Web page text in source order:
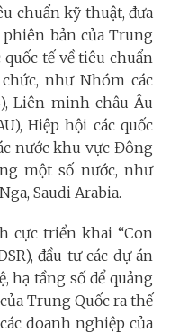
chuẩn kỹ thuật, đưa
phiên bản của Trung
tế về tiêu chuẩn
như Nhóm các
Liên minh châu Âu
Hiệp hội các quốc
nước khu vực Đông
một số nước, như
Saudi Arabia.
cực triển khai “Con
đầu tư các dự án
hạ tầng số để quảng
Trung Quốc ra thế
doanh nghiệp của